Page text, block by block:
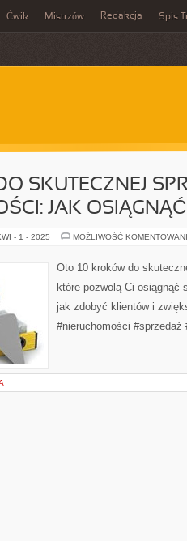
Ćwik Mistrzów Redakcja Spis
SKUTECZNEJ
JAK
- 1 - 2025 MOŻLIWOŚĆ
Oto 10 kroków do
które pozwolą Ci osiągnąć
jak zdobyć klientów i
#nieruchomości #sprzedaż